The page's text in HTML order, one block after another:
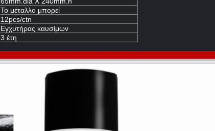
Το μέταλλο μπορεί
12pcs/ctn
Εγχυτήρας καυσίμων
3 έτη